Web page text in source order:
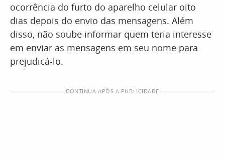
ocorrência do furto do aparelho celular oito
dias depois do envio das mensagens. Além
disso, não soube informar quem teria interesse
em enviar as mensagens em seu nome para
prejudicá-lo.
CONTINUA APÓS A PUBLICIDADE